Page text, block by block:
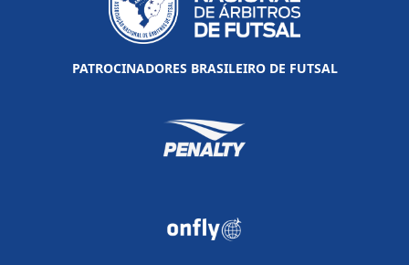
PATROCINADORES BRASILEIRO DE FUTSAL